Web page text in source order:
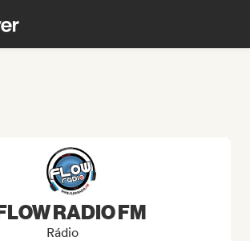
RADIO FM
Rádio